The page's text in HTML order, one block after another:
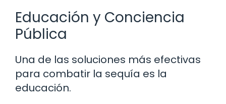
Educación y Conciencia
Pública
Una de las soluciones más efectivas
para combatir la sequía es la
educación.